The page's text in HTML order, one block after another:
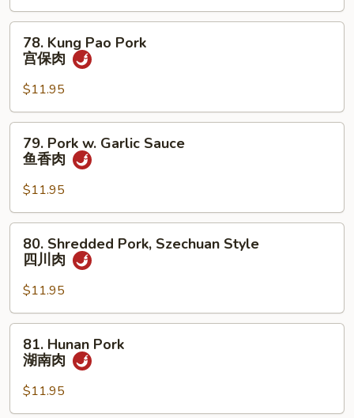
Veg.
杂
Kung
Pao
Pork
宫
保
78. Kung Pao Pork
宫保肉
$11.95
Pork
Garlic
Sauce
鱼
79. Pork w. Garlic Sauce
鱼香肉
$11.95
Shredded
Pork,
Szechuan
Style
四
80. Shredded Pork, Szechuan Style
四川肉
$11.95
Hunan
Pork
南
81. Hunan Pork
湖南肉
$11.95